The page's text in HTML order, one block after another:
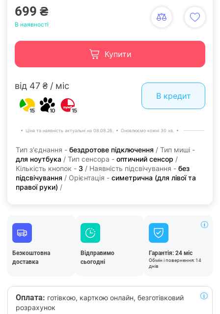
699 ₴
В наявності
Купити
від 47 ₴ / міс
15 10 15
В кредит
Ціна та наявність актуальні на 08.08.26. Оновлюємо кожні 30 хв.
Тип з'єднання - бездротове підключення / Тип миші -
для ноутбука / Тип сенсора - оптичний сенсор /
Кількість кнопок - 3 / Наявність підсвічування - без
підсвічування / Орієнтація - симетрична (для лівої та
правої руки) /
Безкоштовна
доставка
Відправимо
сьогодні
Гарантія: 24 міс
Обмін і повернення: 14
днів
Оплата: готівкою, карткою онлайн, безготівковий
розрахунок